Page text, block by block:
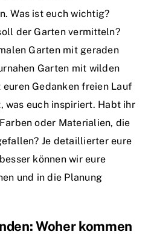
Was ist euch wichtig?
der Garten vermitteln?
Garten mit geraden
Garten mit wilden
euren Gedanken freien Lauf
was euch inspiriert. Habt ihr
oder Materialien, die
Je detaillierter eure
können wir eure
und in die Planung
Woher kommen